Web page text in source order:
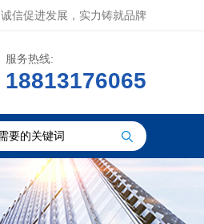
诚信促进发展，实力铸就品牌
服务热线:
18813176065